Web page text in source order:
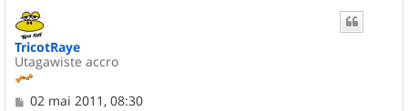
TricotRaye
Utagawiste accro
M
02 mai 2011, 08:30